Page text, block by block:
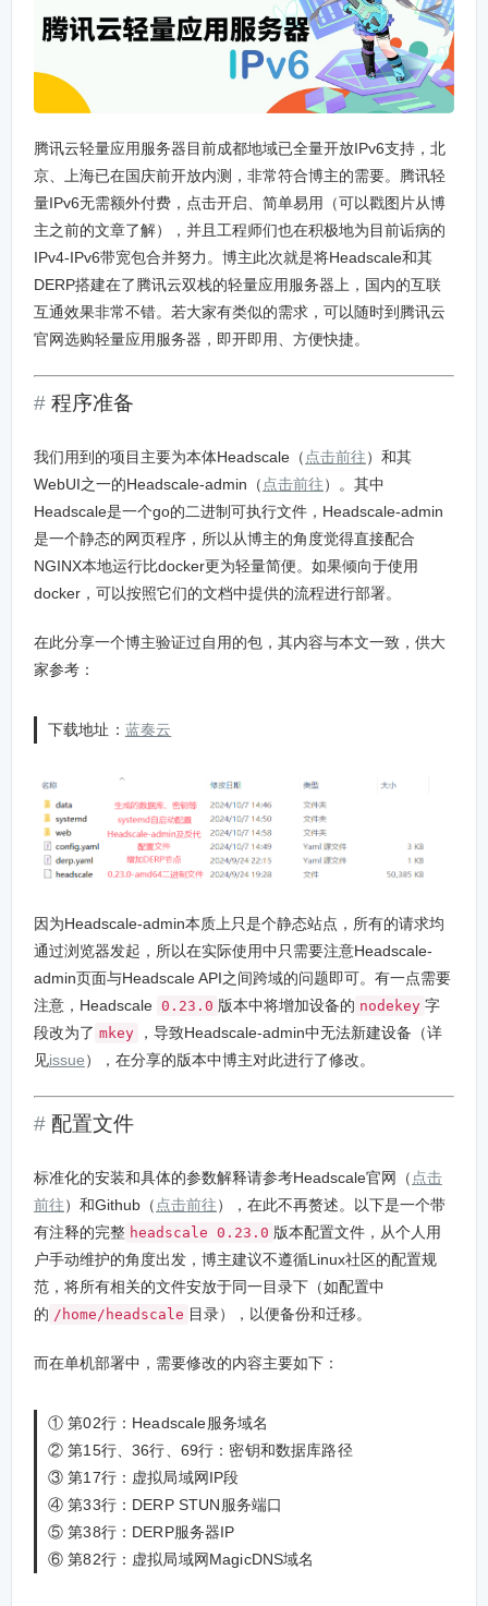
腾讯云轻量应用服务器目前成都地域已全量开放IPv6支持，北
京、上海已在国庆前开放内测，非常符合博主的需要。腾讯轻
量IPv6无需额外付费，点击开启、简单易用（可以戳图片从博
主之前的文章了解），并且工程师们也在积极地为目前诟病的
IPv4-IPv6带宽包合并努力。博主此次就是将Headscale和其
DERP搭建在了腾讯云双栈的轻量应用服务器上，国内的互联
互通效果非常不错。若大家有类似的需求，可以随时到腾讯云
官网选购轻量应用服务器，即开即用、方便快捷。
程序准备
我们用到的项目主要为本体Headscale（ 点击前往）和其
WebUI之一的Headscale-admin（ 点击前往）。其中
Headscale是一个go的二进制可执行文件，Headscale-admin
是一个静态的网页程序，所以从博主的角度觉得直接配合
NGINX本地运行比docker更为轻量简便。如果倾向于使用
docker，可以按照它们的文档中提供的流程进行部署。
在此分享一个博主验证过自用的包，其内容与本文一致，供大
家参考：
下载地址： 蓝奏云
因为Headscale-admin本质上只是个静态站点，所有的请求均
通过浏览器发起，所以在实际使用中只需要注意Headscale-
admin页面与Headscale API之间跨域的问题即可。有一点需要
注意，Headscale 0.23.0 版本中将增加设备的 nodekey 字
段改为了 mkey
，导致Headscale-admin中无法新建设备（详
见issue），在分享的版本中博主对此进行了修改。
配置文件
标准化的安装和具体的参数解释请参考Headscale官网（ 点击
前往）和Github（ 点击前往），在此不再赘述。以下是一个带
有注释的完整 headscale 0.23.0 版本配置文件，从个人用
户手动维护的角度出发，博主建议不遵循Linux社区的配置规
范，将所有相关的文件安放于同一目录下（如配置中
的 /home/headscale 目录），以便备份和迁移。
而在单机部署中，需要修改的内容主要如下：
① 第02行：Headscale服务域名
② 第15行、36行、69行：密钥和数据库路径
③ 第17行：虚拟局域网IP段
④ 第33行：DERP STUN服务端口
⑤ 第38行：DERP服务器IP
⑥ 第82行：虚拟局域网MagicDNS域名